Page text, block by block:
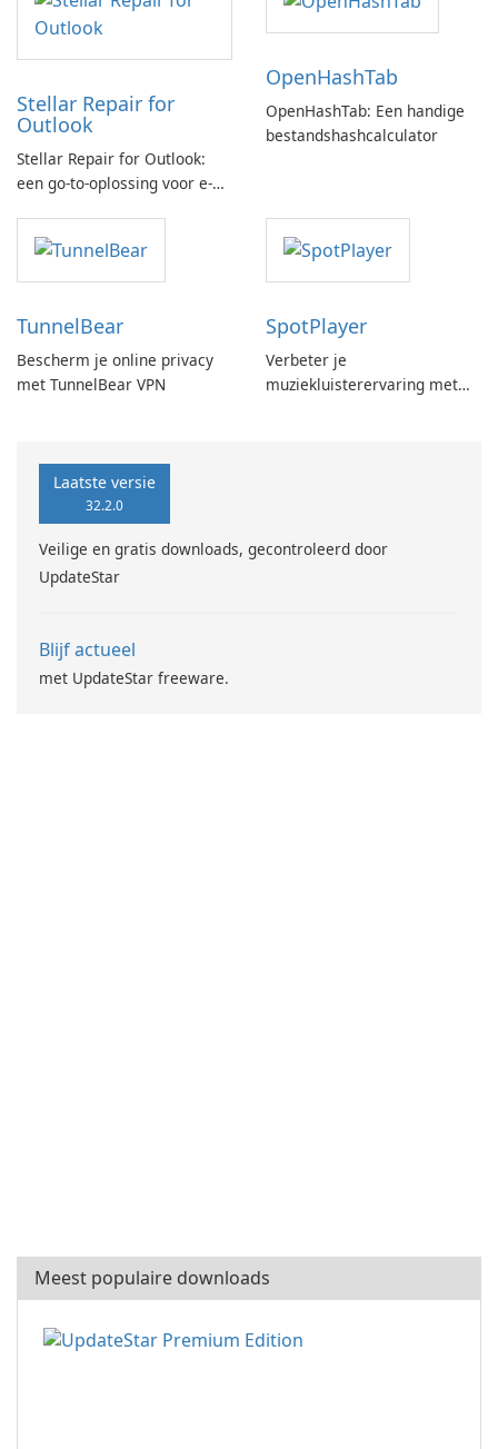
Stellar Repair for
Outlook
Stellar Repair for Outlook:
een go-to-oplossing voor e-
OpenHashTab
OpenHashTab: Een handige
bestandshashcalculator
TunnelBear
Bescherm je online privacy
met TunnelBear VPN
SpotPlayer
Verbeter je
muziekluisterervaring met
Laatste versie
32.2.0
Veilige en gratis downloads, gecontroleerd door
UpdateStar
Blijf actueel
met UpdateStar freeware.
Meest populaire downloads